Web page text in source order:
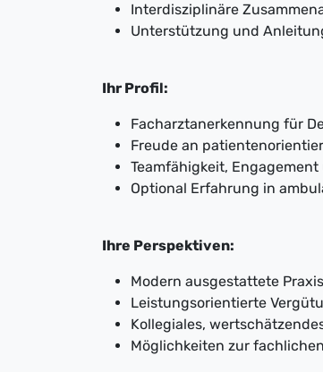
Interdisziplinäre
Unterstützung und
Ihr Profil:
Facharztanerkennung für
Freude an
Teamfähigkeit,
Optional Erfahrung in
Ihre Perspektiven:
Modern ausgestattete
Leistungsorientierte
Kollegiales,
Möglichkeiten zur